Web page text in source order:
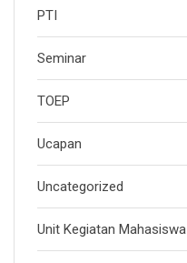
PTI
Seminar
TOEP
Ucapan
Uncategorized
Unit Kegiatan Mahasiswa